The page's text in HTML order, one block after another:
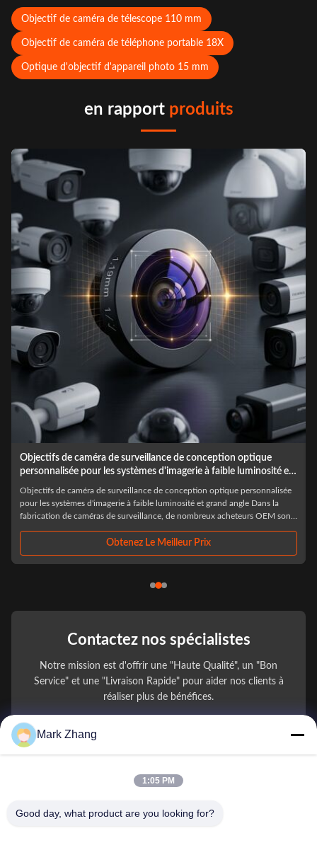
Objectif de caméra de télescope 110 mm
Objectif de caméra de téléphone portable 18X
Optique d'objectif d'appareil photo 15 mm
en rapport produits
optique
à faible luminosité et
optique personnalisée
et grand angle Dans la
acheteurs OEM sont
Éléments de lentilles sphériques et
les modules CCTV
Éléments de lentilles sphériques et asphériques de
modules CCTV Dans la conception des modules de
performances optiques sont fondamentalement
optique.Alors que les ...Obtenez Le Meilleur Prix
Contactez nos spécialistes
Notre mission est d'offrir une "Haute Qualité", un "Bon
Service" et une "Livraison Rapide" pour aider nos clients à
réaliser plus de bénéfices.
Votre Nom
Nom de l'entreprise
Mark Zhang
1:05 PM
Good day, what product are you looking for?